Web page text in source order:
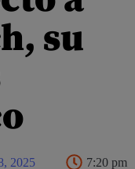
su
2025 7:20 pm